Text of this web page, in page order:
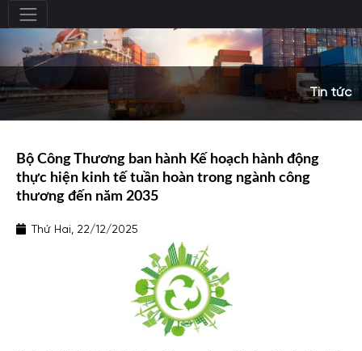
Tin tức
Bộ Công Thương ban hành Kế hoạch hành động
thực hiện kinh tế tuần hoàn trong ngành công
thương đến năm 2035
Thứ Hai, 22/12/2025